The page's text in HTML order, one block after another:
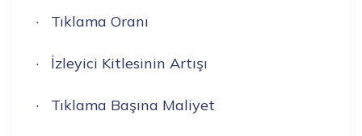
· Tıklama Oranı
· İzleyici Kitlesinin Artışı
· Tıklama Başına Maliyet